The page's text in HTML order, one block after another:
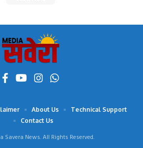
Savera News. All Rights Reserved.
About Us
Technical Support
Contact Us